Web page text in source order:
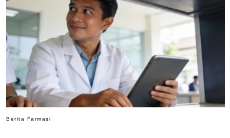
Berita Farmasi